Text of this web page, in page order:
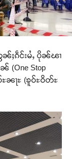
ၼ်ႈၵဵင်းမႆႇ ပိုၼ်ၽၢ
(One Stop
ႊၼႃႊ (ၶူဝ်ႊဝိတ်ႊ